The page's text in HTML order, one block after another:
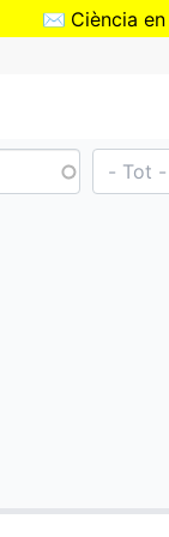
✉️ Ciència